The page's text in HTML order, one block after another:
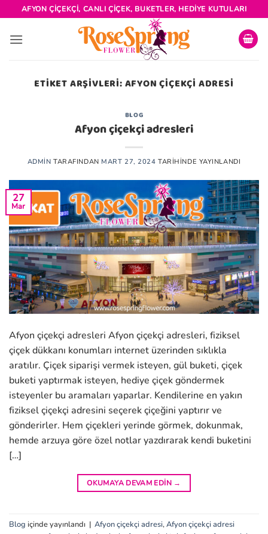
İçeriğe
atla
AFYON ÇIÇEKÇI, CANLI ÇIÇEK, BUKETLER, HEDIYE KUTULARI
ETIKET ARŞIVLERI: AFYON ÇIÇEKÇI ADRESI
BLOG
Afyon çiçekçi adresleri
ADMIN TARAFINDAN MART 27, 2024 TARIHINDE YAYINLANDI
27
Mar
Afyon çiçekçi adresleri Afyon çiçekçi adresleri, fiziksel
çiçek dükkanı konumları internet üzerinden sıklıkla
aratılır. Çiçek siparişi vermek isteyen, gül buketi, çiçek
buketi yaptırmak isteyen, hediye çiçek göndermek
isteyenler bu aramaları yaparlar. Kendilerine en yakın
fiziksel çiçekçi adresini seçerek çiçeğini yaptırır ve
gönderirler. Hem çiçekleri yerinde görmek, dokunmak,
hemde arzuya göre özel notlar yazdırarak kendi buketini
[…]
OKUMAYA DEVAM EDIN →
Blog içinde yayınlandı | Afyon çiçekçi adresi,Afyon çiçekçi adresi